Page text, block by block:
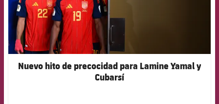
Nuevo hito de precocidad para Lamine Yamal y
Cubarsí